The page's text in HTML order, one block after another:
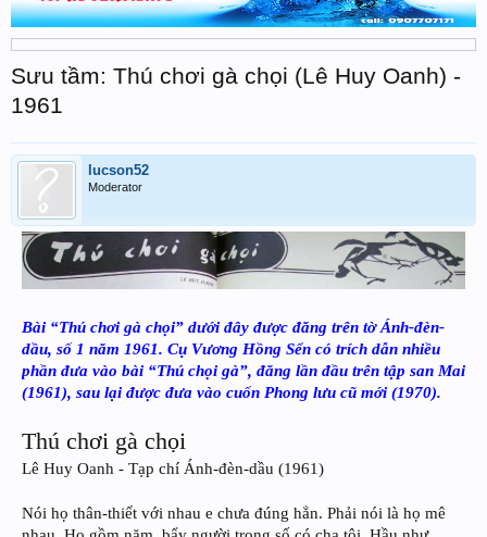
Sưu tầm: Thú chơi gà chọi (Lê Huy Oanh) -
1961
lucson52
Moderator
Bài “Thú chơi gà chọi” dưới đây được đăng trên tờ Ánh-đèn-
dầu, số 1 năm 1961. Cụ Vương Hồng Sển có trích dẫn nhiều
phần đưa vào bài “Thú chọi gà”, đăng lần đầu trên tập san Mai
(1961), sau lại được đưa vào cuốn Phong lưu cũ mới (1970).
Thú chơi gà chọi
Lê Huy Oanh - Tạp chí Ánh-đèn-dầu (1961)
Nói họ thân-thiết với nhau e chưa đúng hẳn. Phải nói là họ mê